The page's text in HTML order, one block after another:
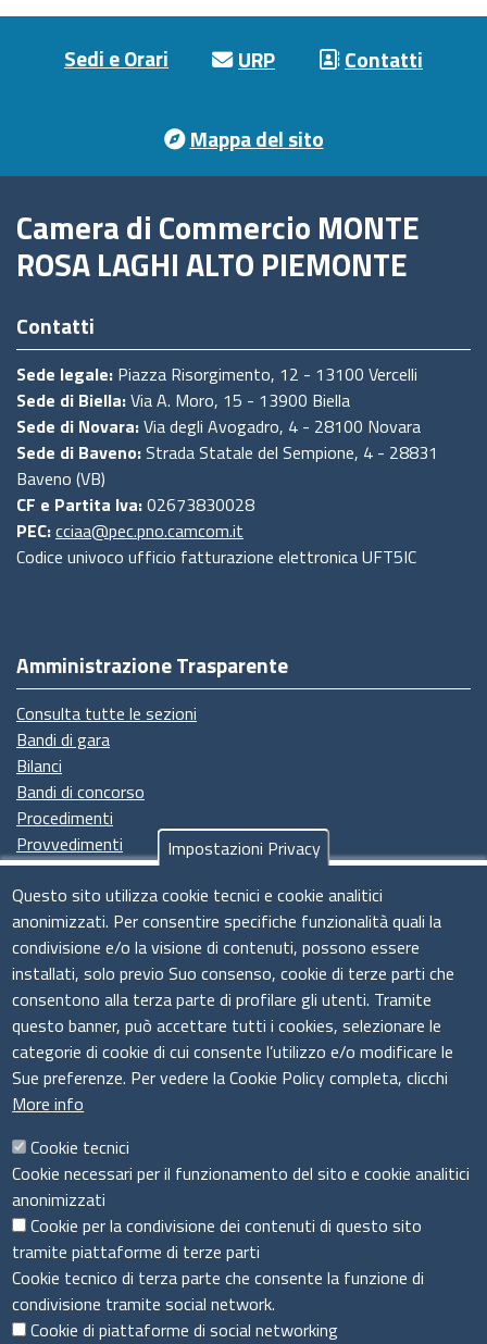
Sedi e Orari URP Contatti
Mappa del sito
Camera di Commercio MONTE
ROSA LAGHI ALTO PIEMONTE
Contatti
Sede legale: Piazza Risorgimento, 12 - 13100 Vercelli
Sede di Biella:Via A. Moro, 15 - 13900 Biella
Sede di Novara:Via degli Avogadro, 4 - 28100 Novara
Sede di Baveno:Strada Statale del Sempione, 4 - 28831
Baveno (VB)
CF e Partita Iva:02673830028
PEC:cciaa@pec.pno.camcom.it
Codice univoco ufficio fatturazione elettronica UFT5IC
Amministrazione Trasparente
Consulta tutte le sezioni
Bandi di gara
Bilanci
Bandi di concorso
Procedimenti
Provvedimenti
Seguici su
Il sistema camerale
Impostazioni Privacy
Questo sito utilizza cookie tecnici e cookie analitici
anonimizzati. Per consentire specifiche funzionalità quali la
condivisione e/o la visione di contenuti, possono essere
installati, solo previo Suo consenso, cookie di terze parti che
consentono alla terza parte di profilare gli utenti. Tramite
questo banner, può accettare tutti i cookies, selezionare le
categorie di cookie di cui consente l’utilizzo e/o modificare le
Sue preferenze. Per vedere la Cookie Policy completa, clicchi
More info
Cookie tecnici
Cookie necessari per il funzionamento del sito e cookie analitici
anonimizzati
Cookie per la condivisione dei contenuti di questo sito
tramite piattaforme di terze parti
Cookie tecnico di terza parte che consente la funzione di
condivisione tramite social network.
Cookie di piattaforme di social networking